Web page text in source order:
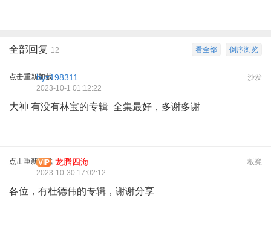
倒序浏览
看全部
全部回复 12
点击重新加载 沙发
byz198311
2023-10-1 01:12:22
大神 有没有林宝的专辑 全集最好，多谢多谢
点击重新加载 板凳
VIP 龙腾四海
2023-10-30 17:02:12
各位，有杜德伟的专辑，谢谢分享